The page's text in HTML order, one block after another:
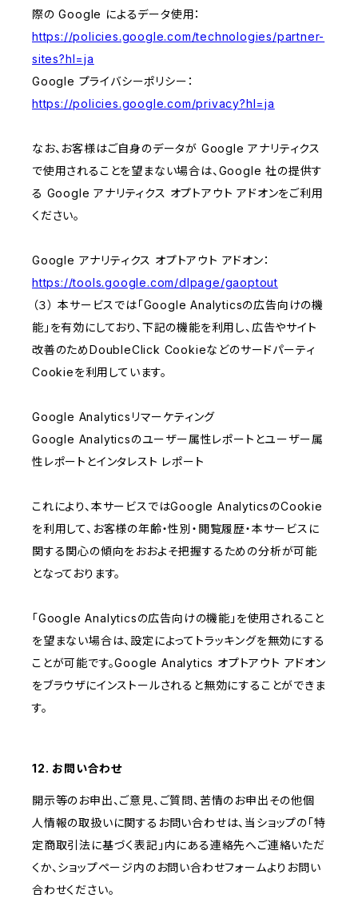
際の Google によるデータ使用：
https://policies.google.com/technologies/partner-
sites?hl=ja
Google プライバシーポリシー：
https://policies.google.com/privacy?hl=ja
なお、お客様はご自身のデータが Google アナリティクス
で使用されることを望まない場合は、Google 社の提供す
る Google アナリティクス オプトアウト アドオンをご利用
ください。
Google アナリティクス オプトアウト アドオン：
https://tools.google.com/dlpage/gaoptout
（３） 本サービスでは「Google Analyticsの広告向けの機
能」を有効にしており、下記の機能を利用し、広告やサイト
改善のためDoubleClick Cookieなどのサードパーティ
Cookieを利用しています。
Google Analyticsリマーケティング
Google Analyticsのユーザー属性レポートとユーザー属
性レポートとインタレスト レポート
これにより、本サービスではGoogle AnalyticsのCookie
を利用して、お客様の年齢・性別・閲覧履歴・本サービスに
関する関心の傾向をおおよそ把握するための分析が可能
となっております。
「Google Analyticsの広告向けの機能」を使用されること
を望まない場合は、設定によってトラッキングを無効にする
ことが可能です。Google Analytics オプトアウト アドオン
をブラウザにインストールされると無効にすることができま
す。
12. お問い合わせ
開示等のお申出、ご意見、ご質問、苦情のお申出その他個
人情報の取扱いに関するお問い合わせは、当ショップの「特
定商取引法に基づく表記」内にある連絡先へご連絡いただ
くか、ショップページ内のお問い合わせフォームよりお問い
合わせください。